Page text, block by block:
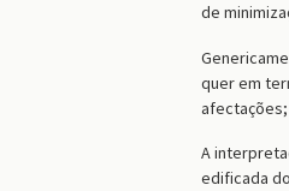
de
quer em
A
edificada